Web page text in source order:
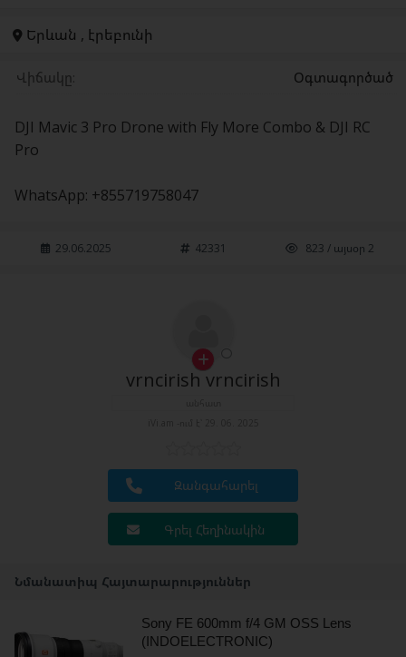
Երևան , էրեբունի
Վիճակը: Օգտագործած
DJI Mavic 3 Pro Drone with Fly More Combo & DJI RC
Pro
WhatsApp: +855719758047
29.06.2025 42331 823 / այսօր 2
vrncirish vrncirish
Զանգահարել
Գրել Հեղինակին
Նմանատիպ Հայտարարություններ
Sony FE 600mm f/4 GM OSS Lens
(INDOELECTRONIC)